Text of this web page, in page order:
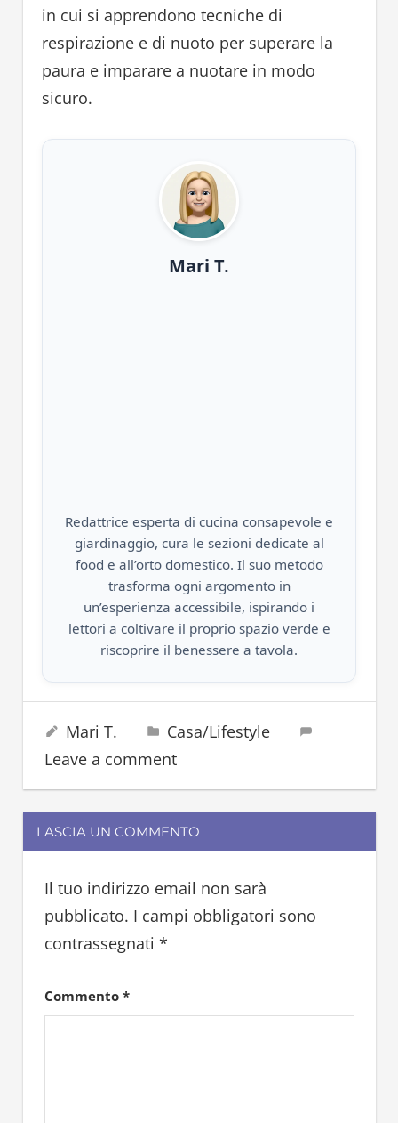
in cui si apprendono tecniche di
respirazione e di nuoto per superare la
paura e imparare a nuotare in modo
sicuro.
Mari T.
Redattrice esperta di cucina consapevole e
giardinaggio, cura le sezioni dedicate al
food e all’orto domestico. Il suo metodo
trasforma ogni argomento in
un’esperienza accessibile, ispirando i
lettori a coltivare il proprio spazio verde e
riscoprire il benessere a tavola.
13 Giugno 2023
Mari T.
Casa/Lifestyle
Leave a comment
LASCIA UN COMMENTO
Il tuo indirizzo email non sarà
pubblicato. I campi obbligatori sono
contrassegnati *
Commento *